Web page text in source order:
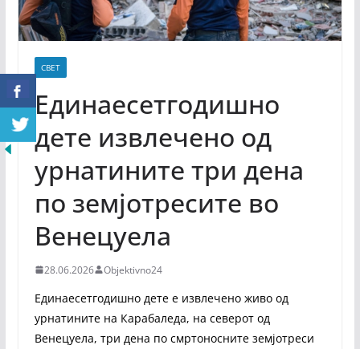
СВЕТ
Единаесетгодишно
дете извлечено од
урнатините три дена
по земјотресите во
Венецуела
28.06.2026 Objektivno24
Единаесетгодишно дете е извлечено живо од
урнатините на Карабаледа, на северот од
Венецуела, три дена по смртоносните земјотреси